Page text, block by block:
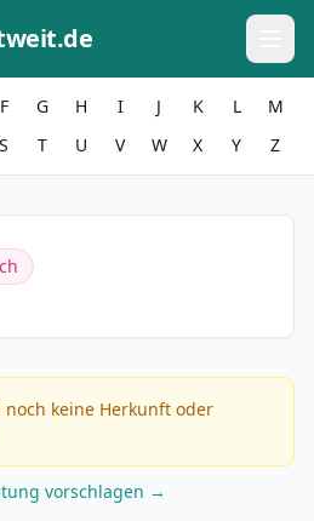
F G H I J K L
M
S T U V W X Y Z
keine Herkunft oder
vorschlagen →